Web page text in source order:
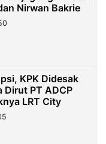
Nirwan Bakrie
KPK Didesak
Dirut PT ADCP
LRT City